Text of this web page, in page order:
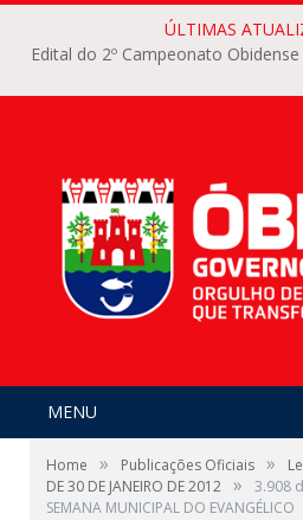
ÚLTIMAS
Edital do 2º Campeonato
MENU
Home » Publicações Oficiais »
DE 30 DE JANEIRO DE 2012 »
3.908
SEMANA MUNICIPAL DO EVANGÉLICO